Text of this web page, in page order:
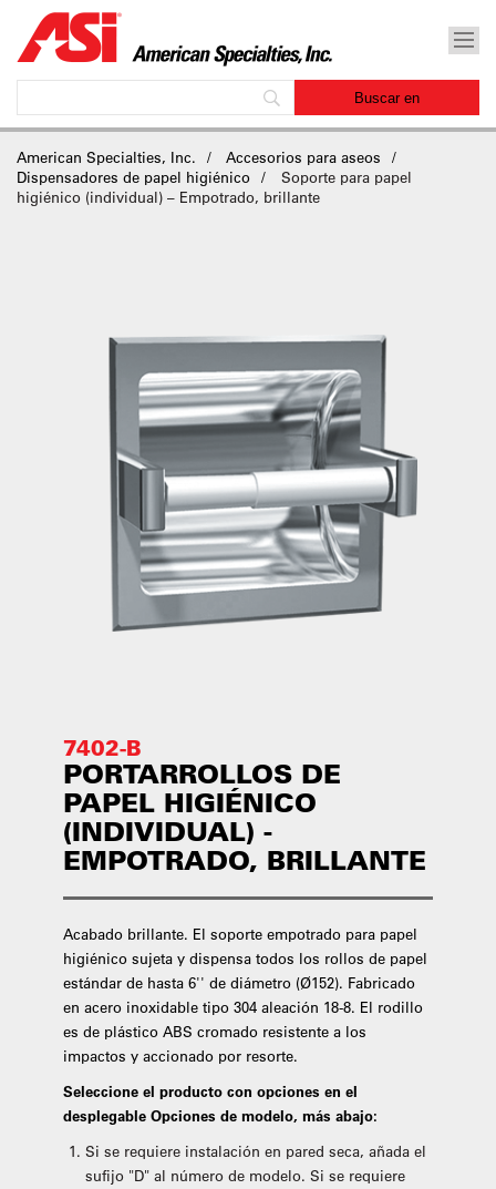
American Specialties, Inc.
Accesorios para aseos
Dispensadores de papel higiénico
Soporte para papel
higiénico (individual) – Empotrado, brillante
7402-B
PORTARROLLOS DE
PAPEL HIGIÉNICO
(INDIVIDUAL) -
EMPOTRADO, BRILLANTE
Acabado brillante. El soporte empotrado para papel
higiénico sujeta y dispensa todos los rollos de papel
estándar de hasta 6'' de diámetro (Ø152). Fabricado
en acero inoxidable tipo 304 aleación 18-8. El rodillo
es de plástico ABS cromado resistente a los
impactos y accionado por resorte.
Seleccione el producto con opciones en el
desplegable Opciones de modelo, más abajo:
Si se requiere instalación en pared seca, añada el
sufijo "D" al número de modelo. Si se requiere